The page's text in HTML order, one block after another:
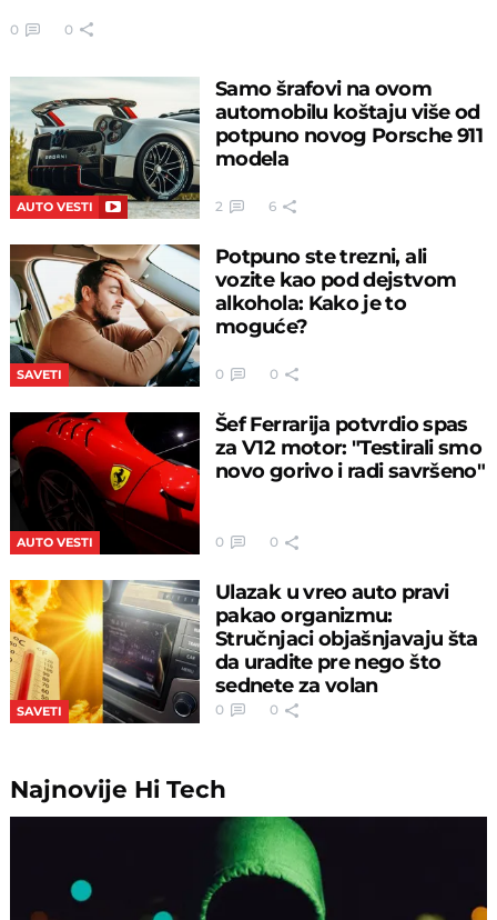
0 0
AUTO VESTI
Samo šrafovi na ovom
automobilu koštaju više od
potpuno novog Porsche 911
modela
2 6
SAVETI
Potpuno ste trezni, ali
vozite kao pod dejstvom
alkohola: Kako je to
moguće?
0 0
AUTO VESTI
Šef Ferrarija potvrdio spas
za V12 motor: "Testirali smo
novo gorivo i radi savršeno"
0 0
SAVETI
Ulazak u vreo auto pravi
pakao organizmu:
Stručnjaci objašnjavaju šta
da uradite pre nego što
sednete za volan
0 0
Najnovije Hi Tech